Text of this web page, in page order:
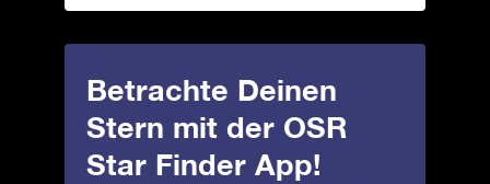
Betrachte Deinen
Stern mit der OSR
Star Finder App!